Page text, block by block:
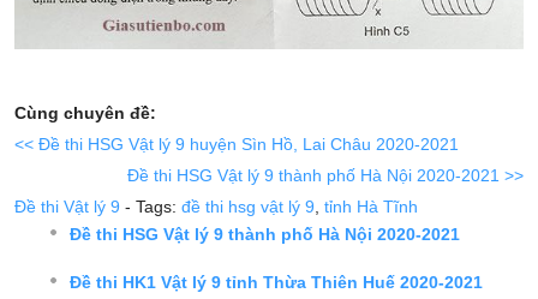
Cùng chuyên đề:
<< Đề thi HSG Vật lý 9 huyện Sìn Hồ, Lai Châu 2020-2021
Đề thi HSG Vật lý 9 thành phố Hà Nội 2020-2021 >>
Đề thi Vật lý 9 - Tags: đề thi hsg vật lý 9 tỉnh Hà Tĩnh
Đề thi HSG Vật lý 9 thành phố Hà Nội 2020-2021
Đề thi HK1 Vật lý 9 tỉnh Thừa Thiên Huế 2020-2021